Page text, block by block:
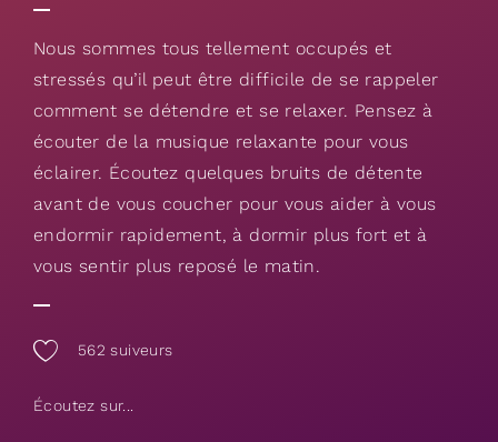
Nous sommes tous tellement occupés et
stressés qu’il peut être difficile de se rappeler
comment se détendre et se relaxer. Pensez à
écouter de la musique relaxante pour vous
éclairer. Écoutez quelques bruits de détente
avant de vous coucher pour vous aider à vous
endormir rapidement, à dormir plus fort et à
vous sentir plus reposé le matin.
562 suiveurs
Écoutez sur...